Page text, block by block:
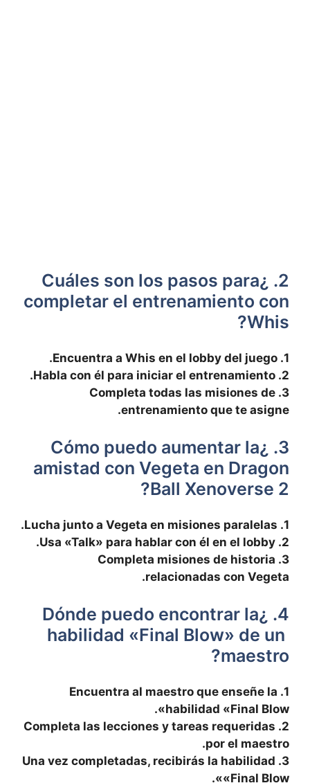
2. ¿Cuáles son los pasos para
completar el entrenamiento con
Whis?
1. ⁢Encuentra ⁤a Whis⁣ en‍ el⁤ lobby del juego.
2. Habla‍ con⁢ él⁢ para iniciar el entrenamiento.
3. Completa todas las misiones de
entrenamiento que te asigne.
3. ⁢¿Cómo puedo ⁤aumentar la
amistad con Vegeta en Dragon
Ball Xenoverse 2?
1. ⁢Lucha junto a Vegeta en misiones paralelas.
2. Usa «Talk» para hablar con él en el lobby.
3.⁣ Completa misiones de historia
relacionadas con⁣ Vegeta.
4. ⁢¿Dónde puedo ​encontrar la
habilidad «Final Blow» de un ​
maestro?
1. Encuentra al maestro que enseñe ‌la
habilidad «Final Blow».
2. Completa‍ las lecciones y tareas requeridas
⁣por el maestro.
3. Una vez completadas, recibirás la habilidad
«Final Blow».